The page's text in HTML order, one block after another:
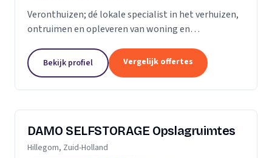
Veronthuizen; dé lokale specialist in het verhuizen,
ontruimen en opleveren van woning en
partner. Klanttevredenheid en een zorgeloze service
staat...
Bekijk profiel Vergelijk offertes
DAMO SELFSTORAGE Opslagruimtes
Hillegom, Zuid-Holland